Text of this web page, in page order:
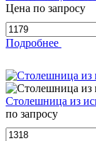
Цена по запросу
Подробнее
Столешница из
по запросу